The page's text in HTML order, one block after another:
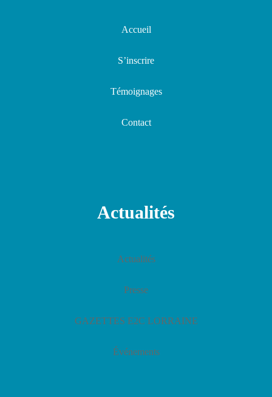
Accueil
S’inscrire
Témoignages
Contact
Actualités
Actualités
Presse
GAZETTES E2C LORRAINE
Événements